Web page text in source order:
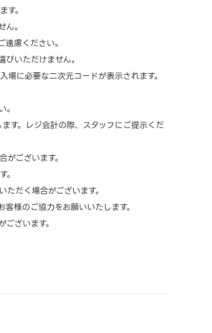
。
。
慮ください。
いただけません。
に必要な二次元コードが表示されます。
す。レジ会計の際、スタッフにご提示くだ
ございます。
だく場合がございます。
様のご協力をお願いいたします。
ざいます。